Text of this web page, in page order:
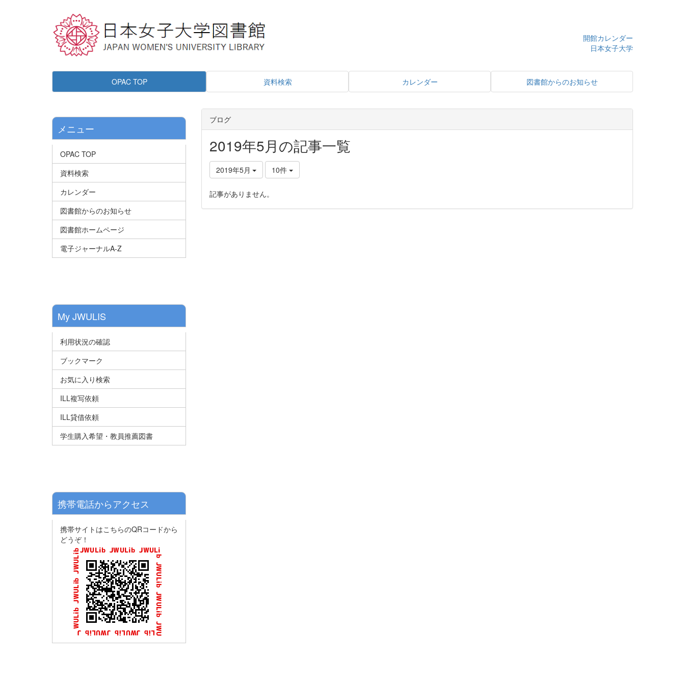
開館カレンダー
日本女子大学
OPAC TOP 資料検索 カレンダー 図書館からのお知らせ
ブログ
2019年5月の記事一覧
2019年5月 10件
記事がありません。
メニュー
OPAC TOP
資料検索
カレンダー
図書館からのお知らせ
図書館ホームページ
電子ジャーナルA-Z
My JWULIS
利用状況の確認
ブックマーク
お気に入り検索
ILL複写依頼
ILL貸借依頼
学生購入希望・教員推薦図書
携帯電話からアクセス
携帯サイトはこちらのQRコードから
どうぞ！